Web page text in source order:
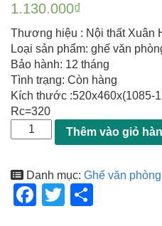
1.130.000₫
Thương hiệu : Nội thất Xuân
Loại sản phẩm: ghế văn
Bảo hành: 12 tháng
Tình trạng: Còn hàng
Kích thước :520x460x(1085-
Rc=320
Thêm vào giỏ
Danh mục: Ghế văn phòng
F
T